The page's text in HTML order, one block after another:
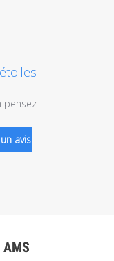
!
pensez
avis